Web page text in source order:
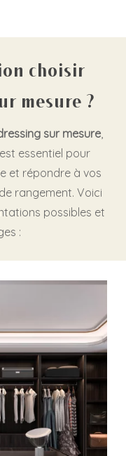
choisir
mesure ?
sur mesure,
est essentiel pour
et répondre à vos
rangement. Voici
possibles et
: